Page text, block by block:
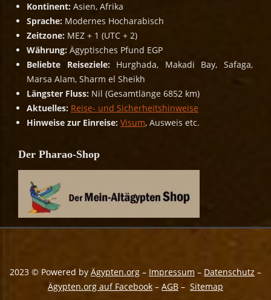
Kontinent: Asien, Afrika
Sprache: Modernes Hocharabisch
Zeitzone: MEZ + 1 (UTC + 2)
Währung: Ägyptisches Pfund EGP
Beliebte Reiseziele:Hurghada, Makadi Bay, Safaga,
Marsa Alam, Sharm el Sheikh
Längster Fluss: Nil (Gesamtlänge 6852 km)
Aktuelles: Reise- und Sicherheitshinweise
Hinweise zur Einreise: Visum, Ausweis etc.
Der Pharao-Shop
2023 © Powered by Ägypten.org – Impressum – Datenschutz –
Ägypten.org auf Facebook – AGB – Sitemap